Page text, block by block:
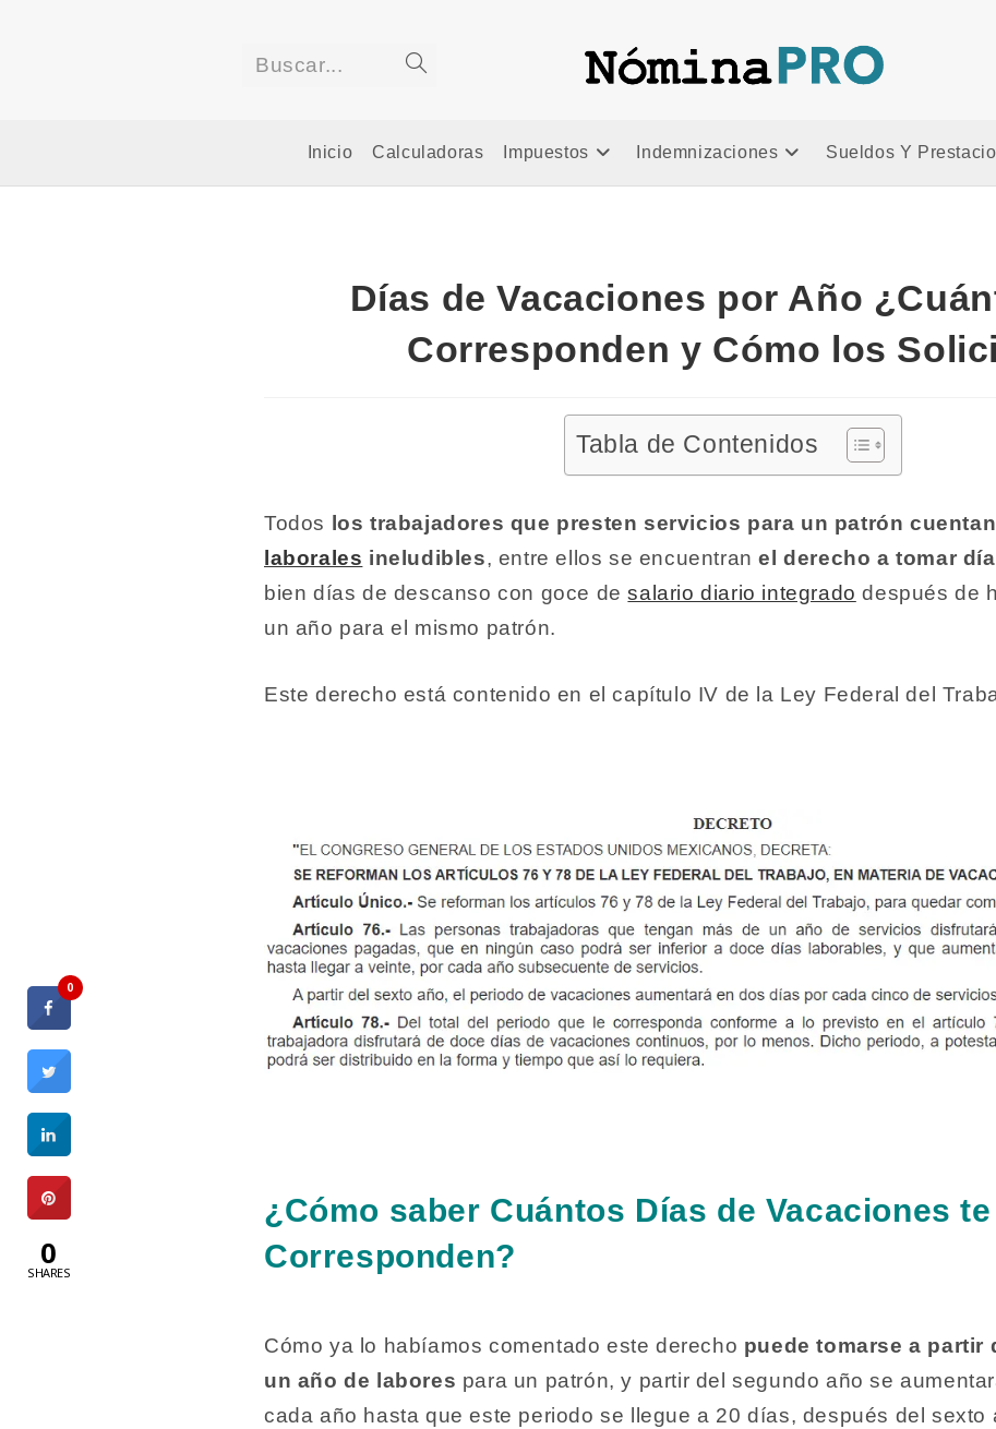
Buscar...
búsqueda
Inicio Calculadoras Impuestos Indemnizaciones Sueldos Y
Días de Vacaciones por Año
Corresponden y Cómo los
Tabla de Contenidos
Todos los trabajadores que presten servicios para un patrón
laborales ineludibles, entre ellos se encuentranel derecho a tomar
bien días de descanso con goce desalario diario integrado después de
un año para el mismo patrón.
Este derecho está contenido en el capítulo IV de la Ley Federal del
¿Cómo saber Cuántos Días de Vacaciones te
Corresponden?
Cómo ya lo habíamos comentado este derecho puede tomarse a partir
un año de labores para un patrón, y partir del segundo año se
cada año hasta que este periodo se llegue a 20 días, después del sexto
0
0
SHARES